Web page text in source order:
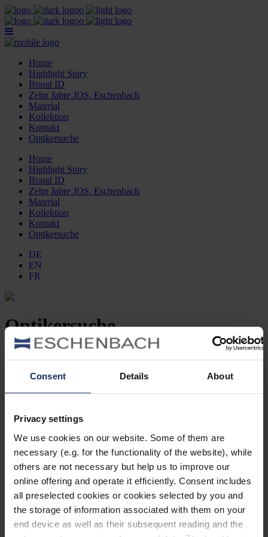
Consent Details About
Privacy settings
We use cookies on our website. Some of them are
necessary (e.g. for the functionality of the website), while
others are not necessary but help us to improve our
online offering and operate it efficiently. Consent includes
all preselected cookies or cookies selected by you and
the storage of information associated with them on your
end device as well as their subsequent reading and the
Home
Highlight Story
Brand ID
Zehn Jahre JOS. Eschenbach
Material
Kollektion
Kontakt
Optikersuche
Home
Highlight Story
Brand ID
Zehn Jahre JOS. Eschenbach
Material
Kollektion
Kontakt
Optikersuche
DE
EN
FR
Optikersuche
Finden Sie einen Händler für Ihre Brille
oder Sonnenbrille
Bitte aktivieren Sie die Standorterkennung, um Ihre Suche zu
verbessern
Bitte aktivieren Sie die Standorterkennung, um Ihre Suche zu
verbessern.
Leider ist Ihr Standort augenblicklich nicht verfügbar.